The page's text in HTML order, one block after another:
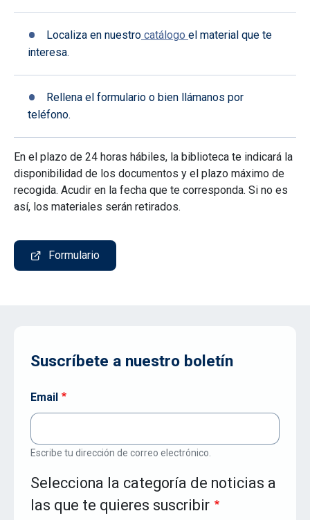
Localiza en nuestro catálogo el material que te
interesa.
Rellena el formulario o bien llámanos por
teléfono.
En el plazo de 24 horas hábiles, la biblioteca te indicará la
disponibilidad de los documentos y el plazo máximo de
recogida. Acudir en la fecha que te corresponda. Si no es
así, los materiales serán retirados.
Formulario
Suscríbete a nuestro boletín
Email
Escribe tu dirección de correo electrónico.
Selecciona la categoría de noticias a
las que te quieres suscribir